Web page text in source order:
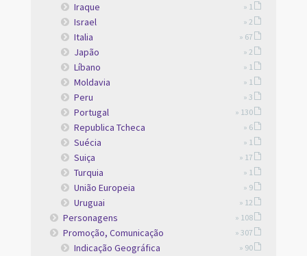
Iraque » 1
Israel » 2
Italia » 67
Japão » 2
Líbano » 1
Moldavia » 1
Peru » 3
Portugal » 130
Republica Tcheca » 6
Suécia » 1
Suiça » 17
Turquia » 1
União Europeia » 9
Uruguai » 12
Personagens » 108
Promoção, Comunicação » 307
Indicação Geográfica » 90